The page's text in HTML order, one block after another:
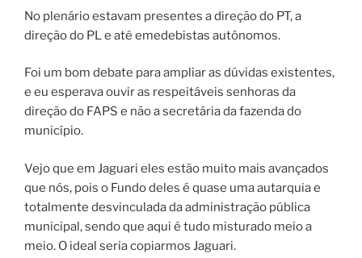
No plenário estavam presentes a direção do PT, a
direção do PL e até emedebistas autônomos.
Foi um bom debate para ampliar as dúvidas existentes,
e eu esperava ouvir as respeitáveis senhoras da
direção do FAPS e não a secretária da fazenda do
município.
Vejo que em Jaguari eles estão muito mais avançados
que nós, pois o Fundo deles é quase uma autarquia e
totalmente desvinculada da administração pública
municipal, sendo que aqui é tudo misturado meio a
meio. O ideal seria copiarmos Jaguari.